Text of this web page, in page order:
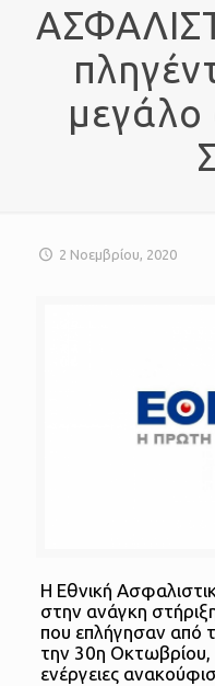
μεγάλο
2 Νοεμβρίου, 2020
Η Εθνική
στην ανάγκη
που επλήγησαν από
την 30η Οκτωβρίου,
ενέργειες